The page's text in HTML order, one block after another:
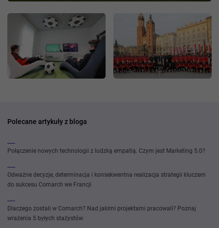
Polecane artykuły z bloga
Połączenie nowych technologii z ludzką empatią. Czym jest Marketing 5.0?
Odważne decyzje, determinacja i konsekwentna realizacja strategii kluczem
do sukcesu Comarch we Francji
Dlaczego zostali w Comarch? Nad jakimi projektami pracowali? Poznaj
wrażenia 5 byłych stażystów